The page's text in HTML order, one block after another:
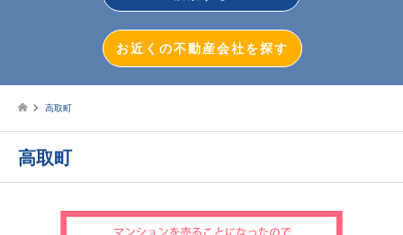
不動産投資
戸建売却
マンション売却
土地売却
お近くの不動産会社を探す
高取町
高取町